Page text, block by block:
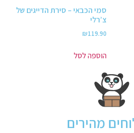
סמי הכבאי – סירת הדייגים של
צ’רלי
₪119.90
הוספה לסל
מהירים